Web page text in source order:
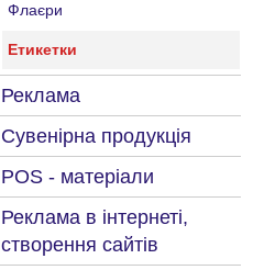
Флаєри
Етикетки
Реклама
Сувенірна продукція
POS - матеріали
Реклама в інтернеті,
створення сайтів